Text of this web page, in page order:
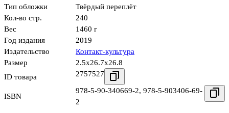
Тип обложки
Твёрдый переплёт
Кол-во стр.
240
Вес
1460 г
Год издания
2019
Издательство
Контакт-культура
Размер
2.5x26.7x26.8
ID товара
2757527
ISBN
978-5-90-340669-2, 978-5-903406-69-
2